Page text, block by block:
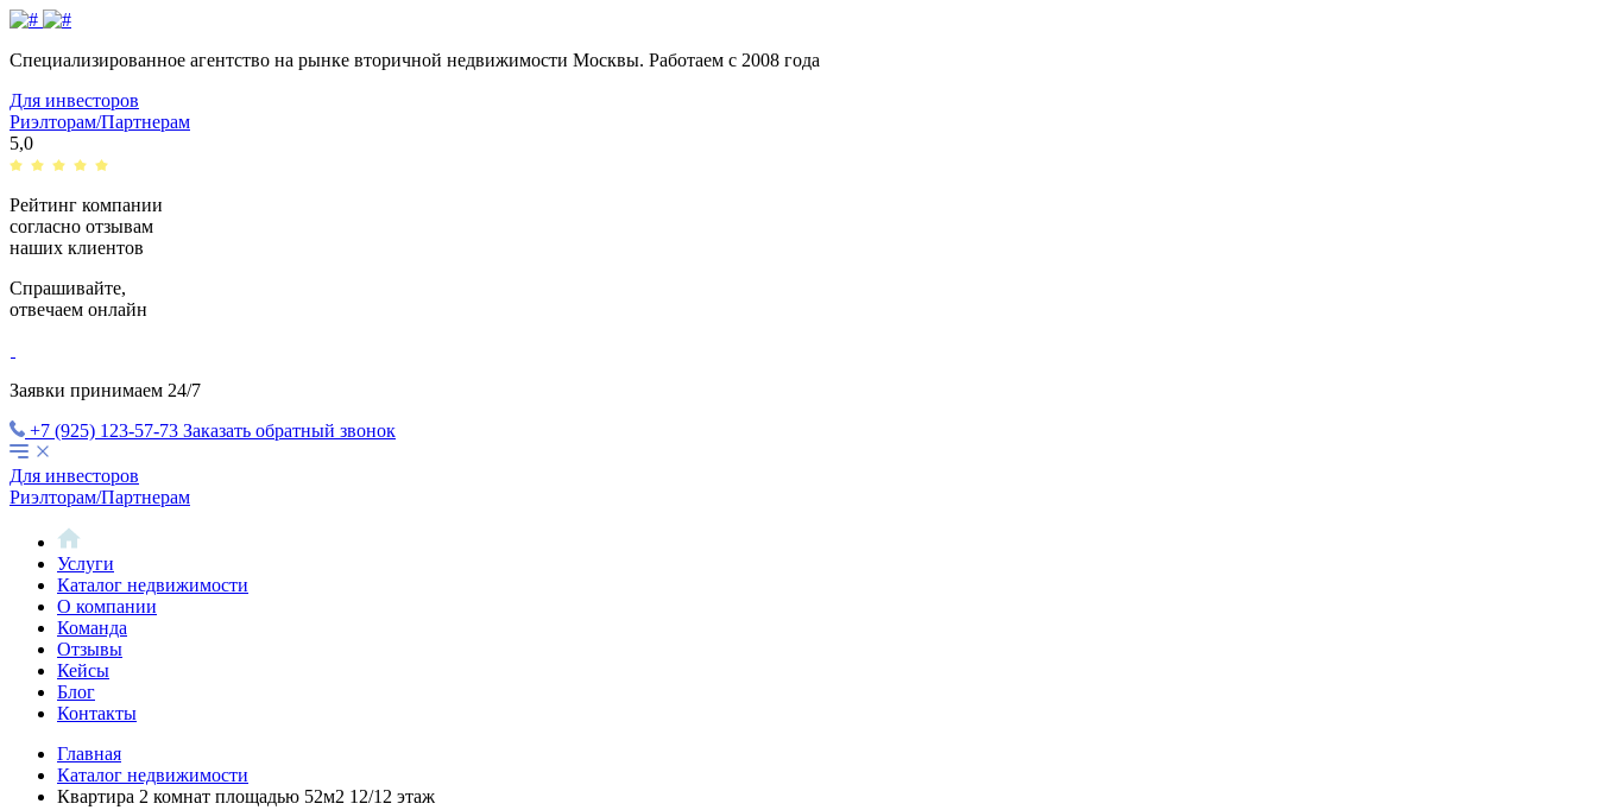
Специализированное агентство на рынке вторичной недвижимости Москвы. Работаем с 2008 года
Для инвесторов
Риэлторам/Партнерам
5,0
Рейтинг компании
согласно отзывам
наших клиентов
Спрашивайте,
отвечаем онлайн
Заявки принимаем 24/7
+7 (925) 123-57-73 Заказать обратный звонок
Для инвесторов
Риэлторам/Партнерам
Услуги
Каталог недвижимости
О компании
Команда
Отзывы
Кейсы
Блог
Контакты
Главная
Каталог недвижимости
Квартира 2 комнат площадью 52м2 12/12 этаж